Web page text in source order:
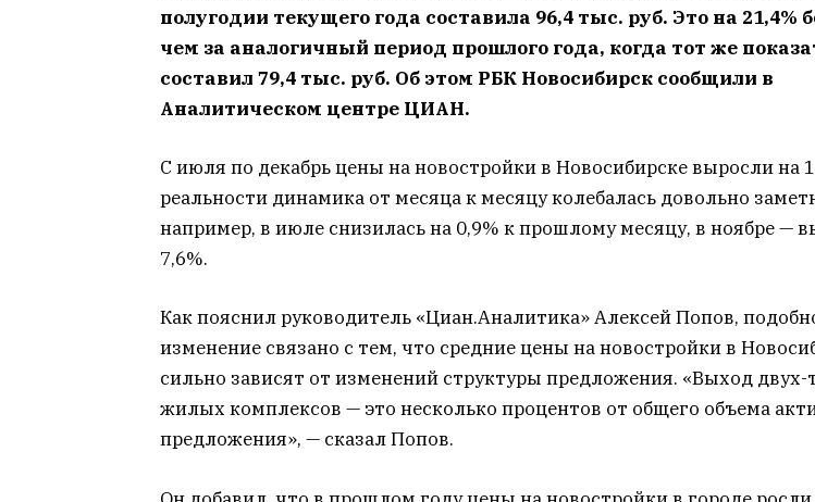
полугодии текущего года составила 96,4 тыс. руб. Это на 21,4%
чем за аналогичный период прошлого года, когда тот же
составил 79,4 тыс. руб. Об этом РБК Новосибирск сообщили в
Аналитическом центре ЦИАН.
С июля по декабрь цены на новостройки в Новосибирске выросли на
реальности динамика от месяца к месяцу колебалась довольно
например, в июле снизилась на 0,9% к прошлому месяцу, в ноябре —
7,6%.
Как пояснил руководитель «Циан.Аналитика» Алексей Попов,
изменение связано с тем, что средние цены на новостройки в
сильно зависят от изменений структуры предложения. «Выход двух-
жилых комплексов — это несколько процентов от общего объема
предложения», — сказал Попов.